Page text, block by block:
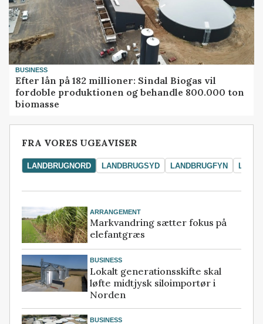
BUSINESS
Efter lån på 182 millioner: Sindal Biogas vil
fordoble produktionen og behandle 800.000 ton
biomasse
FRA VORES UGEAVISER
LANDBRUGNORD LANDBRUGSYD LANDBRUGFYN
ARRANGEMENT
Markvandring sætter fokus på
elefantgræs
BUSINESS
Lokalt generationsskifte skal
løfte midtjysk siloimportør i
Norden
BUSINESS